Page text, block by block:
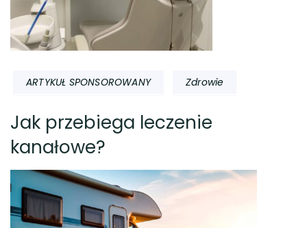
ARTYKUŁ SPONSOROWANY Zdrowie
Jak przebiega leczenie
kanałowe?